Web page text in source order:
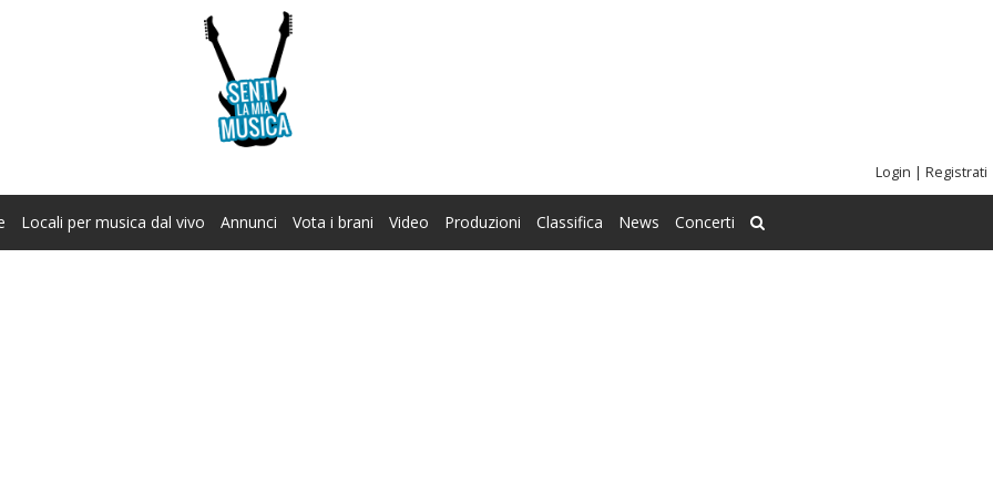
Login | Registrati
Locali per musica dal vivo Annunci Vota i brani Video Produzioni Classifica News Concerti